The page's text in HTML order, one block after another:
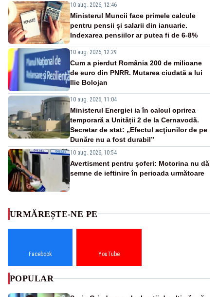
10 aug. 2026, 12:46
Ministerul Muncii face primele calcule
pentru pensii și salarii din ianuarie.
Indexarea pensiilor ar putea fi de 6-8%
10 aug. 2026, 12:29
Cum a pierdut România 200 de milioane
de euro din PNRR. Mutarea ciudată a lui
Ilie Bolojan
10 aug. 2026, 11:04
Ministerul Energiei ia în calcul oprirea
temporară a Unității 2 de la Cernavodă.
Secretar de stat: „Efectul acţiunilor de pe
Dunăre nu a fost durabil”
10 aug. 2026, 10:54
Avertisment pentru șoferi: Motorina nu dă
semne de ieftinire în perioada următoare
URMĂREȘTE-NE PE
Facebook YouTube
POPULAR